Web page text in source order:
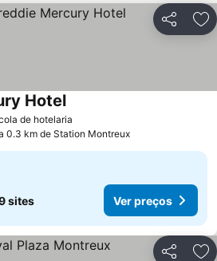
Partilhar
de hotelaria
Hotel
0.3 km de Station Montreux
sites Ver preços